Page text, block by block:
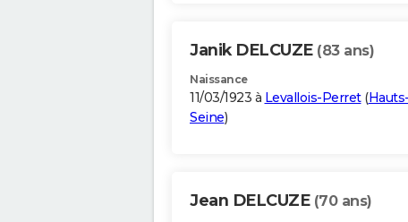
Janik DELCUZE (83 ans)
Naissance
11/03/1923 à Levallois-Perret(
Seine)
Jean DELCUZE (70 ans)